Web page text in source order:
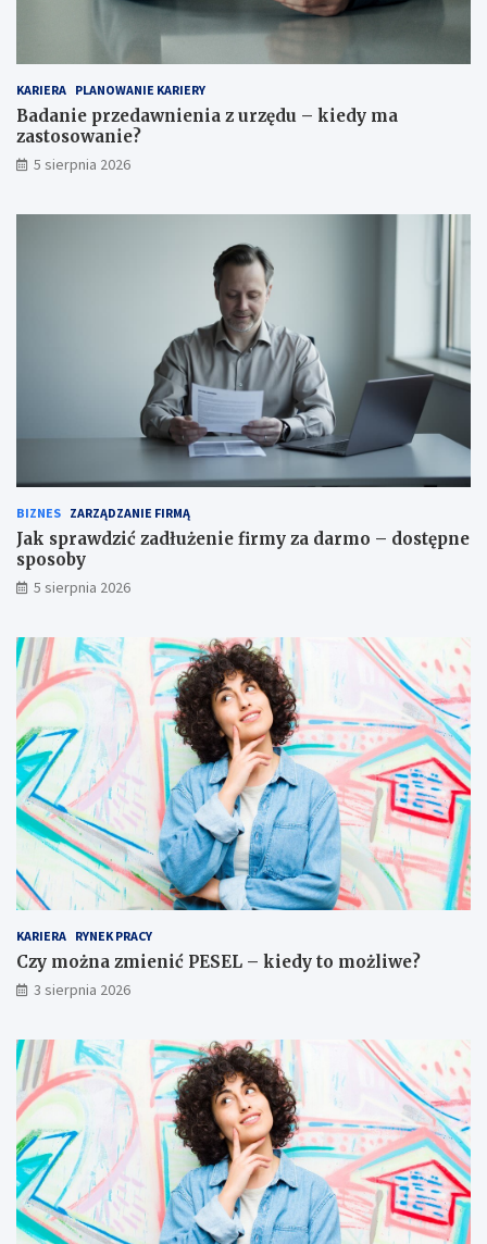
KARIERA PLANOWANIE KARIERY
Badanie przedawnienia z urzędu – kiedy ma
zastosowanie?
5 sierpnia 2026
BIZNES ZARZĄDZANIE FIRMĄ
Jak sprawdzić zadłużenie firmy za darmo – dostępne
sposoby
5 sierpnia 2026
KARIERA RYNEK PRACY
Czy można zmienić PESEL – kiedy to możliwe?
3 sierpnia 2026